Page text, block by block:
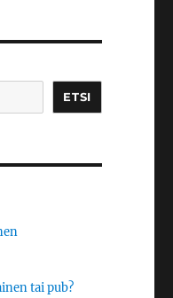
ETSI
tai pub?